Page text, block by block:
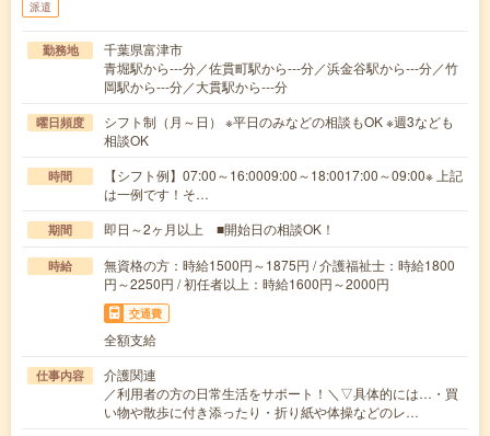
派遣
勤務地
千葉県富津市
青堀駅から---分／佐貫町駅から---分／浜金谷駅から---分／竹
岡駅から---分／大貫駅から---分
曜日頻度
シフト制（月～日） ※平日のみなどの相談もOK ※週3なども
相談OK
時間
【シフト例】07:00～16:0009:00～18:0017:00～09:00※ 上記
は一例です！そ…
期間 即日～2ヶ月以上 ■開始日の相談OK！
時給
無資格の方：時給1500円～1875円 / 介護福祉士：時給1800
円～2250円 / 初任者以上：時給1600円～2000円
交通費
全額支給
仕事内容
介護関連
／利用者の方の日常生活をサポート！＼▽具体的には…・買
い物や散歩に付き添ったり・折り紙や体操などのレ…